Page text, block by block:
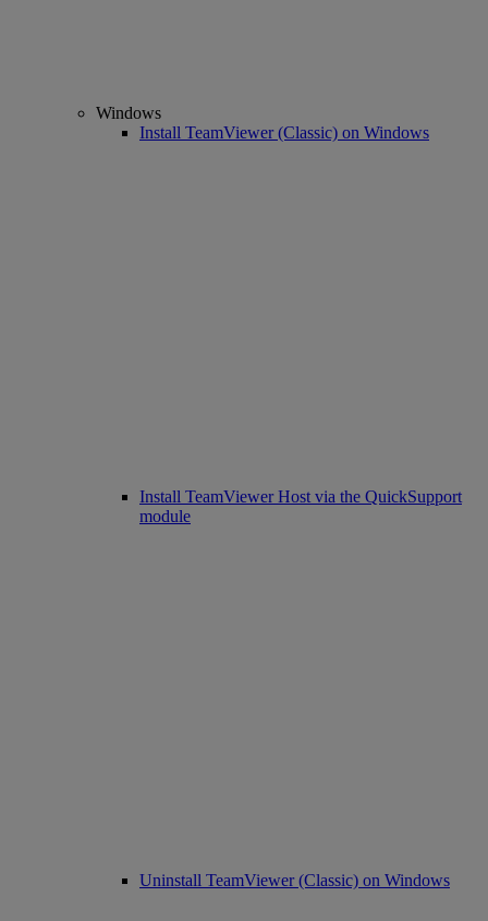
Windows
Install TeamViewer (Classic) on Windows
Install TeamViewer Host via the QuickSupport
module
Uninstall TeamViewer (Classic) on Windows